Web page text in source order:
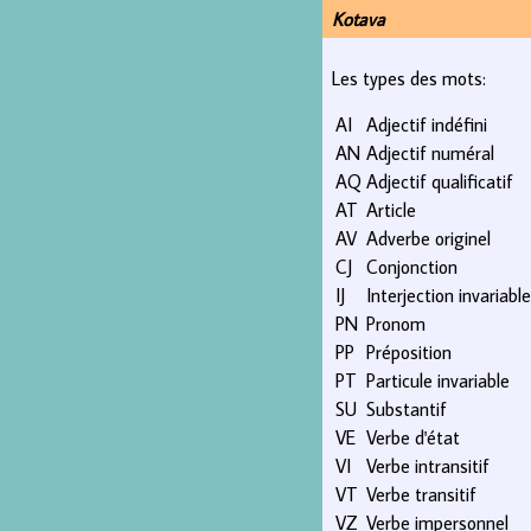
Kotava
Les types des mots:
AI Adjectif indéfini
AN Adjectif numéral
AQ Adjectif qualificatif
AT Article
AV Adverbe originel
CJ Conjonction
IJ
Interjection invariable
PN Pronom
PP Préposition
PT Particule invariable
SU Substantif
VE Verbe d'état
VI
Verbe intransitif
VT Verbe transitif
VZ Verbe impersonnel